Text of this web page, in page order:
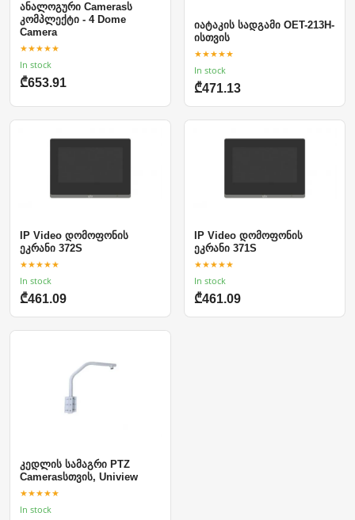
ანალოგური Camerasს
კომპლექტი - 4 Dome
Camera
★★★★★
In stock
₾653.91
იატაკის სადგამი OET-213H-
ისთვის
★★★★★
In stock
₾471.13
IP Video დომოფონის
ეკრანი 372S
★★★★★
In stock
₾461.09
IP Video დომოფონის
ეკრანი 371S
★★★★★
In stock
₾461.09
კედლის სამაგრი PTZ
Camerasსთვის, Uniview
★★★★★
In stock